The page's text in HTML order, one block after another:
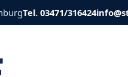
Tel. 03471/316424